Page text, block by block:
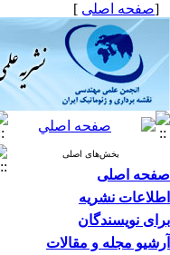
[صفحه اصلی ]
بخش‌های اصلی
صفحه اصلی
اطلاعات نشریه
برای نویسندگان
آرشیو مجله و مقالات